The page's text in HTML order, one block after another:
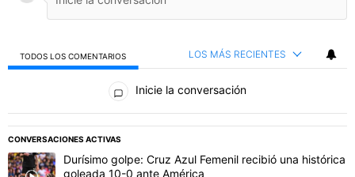
TODOS LOS COMENTARIOS LOS MÁS RECIENTES
Todos los comentarios
Inicie la conversación